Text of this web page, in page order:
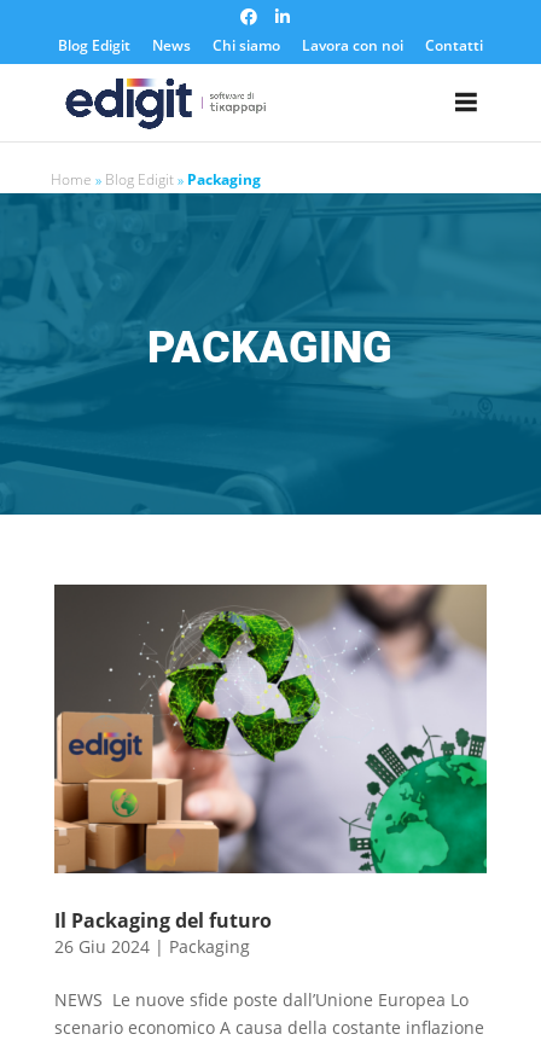
Blog Edigit News Chi siamo Lavora con noi Contatti
Home » Blog Edigit» Packaging
PACKAGING
Il Packaging del futuro
26 Giu 2024| Packaging
NEWS Le nuove sfide poste dall’Unione Europea Lo
scenario economico A causa della costante inflazione